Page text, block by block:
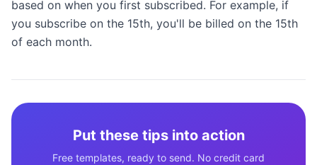
เริ่มทดลอง 7 วัน ฿35
based on when you first subscribed. For example, if
you subscribe on the 15th, you'll be billed on the 15th
of each month.
Put these tips into action
Free templates, ready to send. No credit card